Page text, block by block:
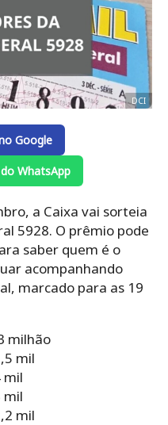
DCI
Google
WhatsApp
a Caixa vai sorteia
5928. O prêmio pode
saber quem é o
acompanhando
marcado para as 19
milhão
mil
mil
mil
mil